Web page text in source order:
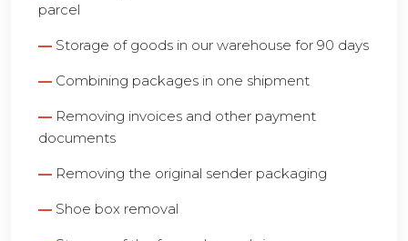
parcel
— Storage of goods in our warehouse for 90 days
— Combining packages in one shipment
— Removing invoices and other payment
documents
— Removing the original sender packaging
— Shoe box removal